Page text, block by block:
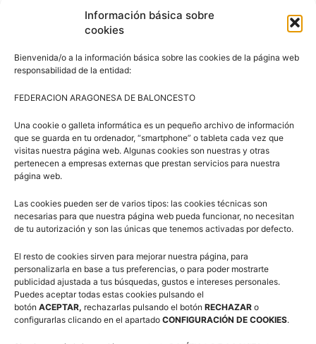
Información básica sobre
cookies
Bienvenida/o a la información básica sobre las cookies de la página web
responsabilidad de la entidad:
FEDERACION ARAGONESA DE BALONCESTO
Una cookie o galleta informática es un pequeño archivo de información
que se guarda en tu ordenador, “smartphone” o tableta cada vez que
visitas nuestra página web. Algunas cookies son nuestras y otras
pertenecen a empresas externas que prestan servicios para nuestra
página web.
Las cookies pueden ser de varios tipos: las cookies técnicas son
necesarias para que nuestra página web pueda funcionar, no necesitan
de tu autorización y son las únicas que tenemos activadas por defecto.
El resto de cookies sirven para mejorar nuestra página, para
personalizarla en base a tus preferencias, o para poder mostrarte
publicidad ajustada a tus búsquedas, gustos e intereses personales.
Puedes aceptar todas estas cookies pulsando el
botón ACEPTAR, rechazarlas pulsando el botón RECHAZAR o
configurarlas clicando en el apartado CONFIGURACIÓN DE COOKIES.
Síguenos en Redes Sociales
Suscríbete a nuestra Newsletter
Consiento el uso de mis datos personales para recibir
publicidad de su entidad.